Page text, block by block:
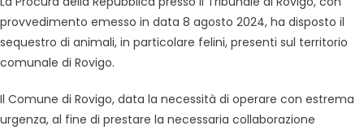
provvedimento emesso in data 8 agosto 2024, ha disposto il
sequestro di animali, in particolare felini, presenti sul territorio
comunale di Rovigo.
Il Comune di Rovigo, data la necessità di operare con estrema
urgenza, al fine di prestare la necessaria collaborazione